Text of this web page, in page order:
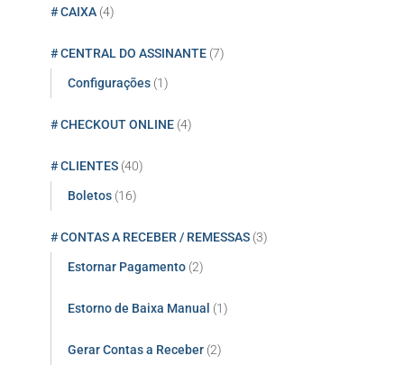
# CAIXA (4)
# CENTRAL DO ASSINANTE (7)
Configurações (1)
# CHECKOUT ONLINE (4)
# CLIENTES (40)
Boletos (16)
# CONTAS A RECEBER / REMESSAS (3)
Estornar Pagamento (2)
Estorno de Baixa Manual (1)
Gerar Contas a Receber (2)